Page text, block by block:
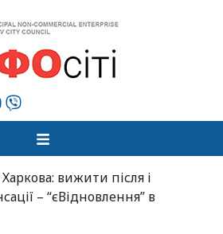
вижити після і
– “єВідновлення” в